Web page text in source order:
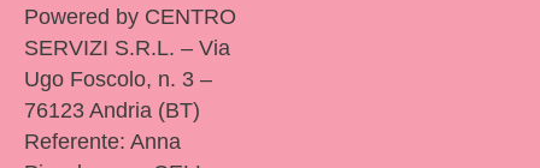
Powered by CENTRO
SERVIZI S.R.L. – Via
Ugo Foscolo, n. 3 –
76123 Andria (BT)
Referente: Anna